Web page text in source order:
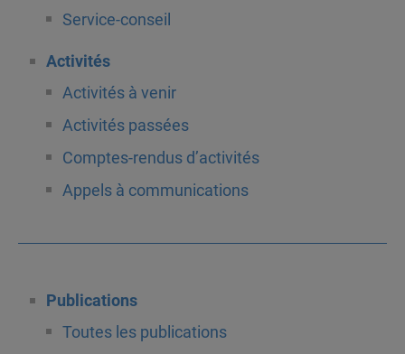
Service-conseil
Activités
Activités à venir
Activités passées
Comptes-rendus d’activités
Appels à communications
Publications
Toutes les publications